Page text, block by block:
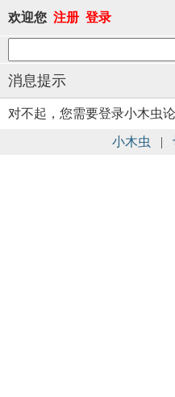
欢迎您 注册 登录
消息提示
对不起，您需要登录小木虫
小木虫 |